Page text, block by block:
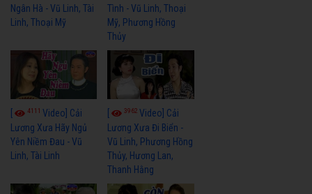
Ngân Hà - Vũ Linh, Tài
Linh, Thoại Mỹ
Tình - Vũ Linh, Thoại
Mỹ, Phương Hồng
Thủy
4111 Video] Cải
Lương Xưa Hãy Ngủ
Yên Niềm Đau - Vũ
Linh, Tài Linh
3962Video] Cải
Lương Xưa Đi Biển -
Vũ Linh, Phương Hồng
Thủy, Hương Lan,
Thanh Hằng